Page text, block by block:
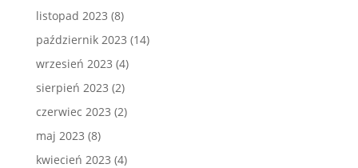
listopad 2023 (8)
październik 2023 (14)
wrzesień 2023 (4)
sierpień 2023 (2)
czerwiec 2023 (2)
maj 2023 (8)
kwiecień 2023 (4)